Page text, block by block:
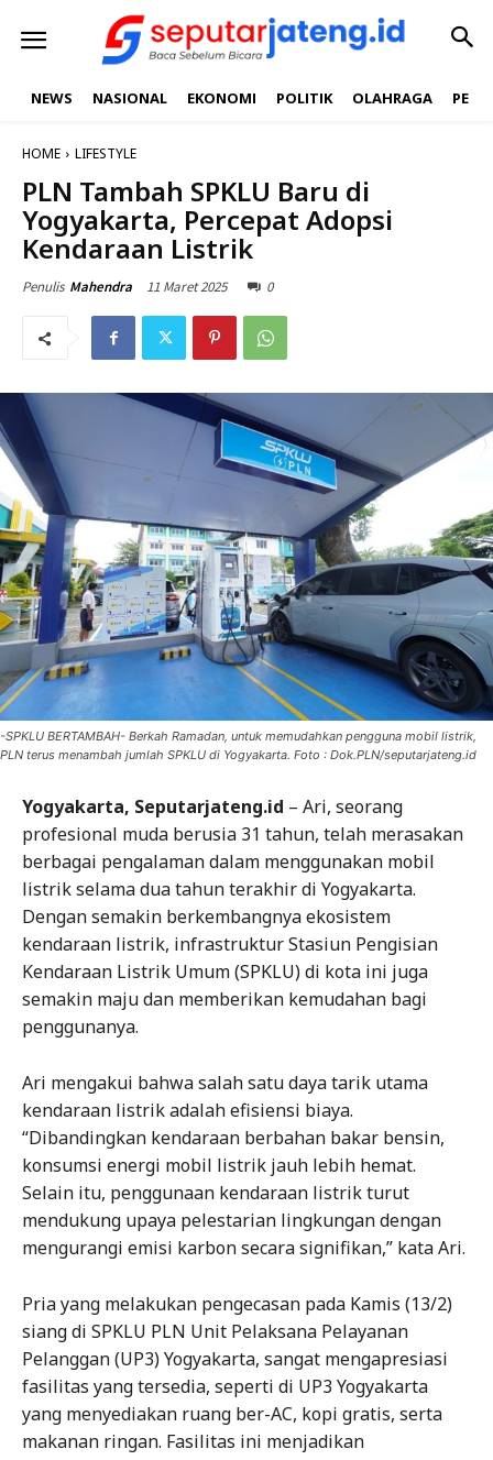
NEWS NASIONAL EKONOMI POLITIK OLAHRAGA
HOME LIFESTYLE
PLN Tambah SPKLU Baru di
Yogyakarta, Percepat Adopsi
Kendaraan Listrik
Penulis Mahendra 11 Maret 2025 0
-SPKLU BERTAMBAH- Berkah Ramadan, untuk memudahkan pengguna mobil listrik,
PLN terus menambah jumlah SPKLU di Yogyakarta. Foto : Dok.PLN/seputarjateng.id
Yogyakarta, Seputarjateng.id – Ari, seorang
profesional muda berusia 31 tahun, telah merasakan
berbagai pengalaman dalam menggunakan mobil
listrik selama dua tahun terakhir di Yogyakarta.
Dengan semakin berkembangnya ekosistem
kendaraan listrik, infrastruktur Stasiun Pengisian
Kendaraan Listrik Umum (SPKLU) di kota ini juga
semakin maju dan memberikan kemudahan bagi
penggunanya.
Ari mengakui bahwa salah satu daya tarik utama
kendaraan listrik adalah efisiensi biaya.
“Dibandingkan kendaraan berbahan bakar bensin,
konsumsi energi mobil listrik jauh lebih hemat.
Selain itu, penggunaan kendaraan listrik turut
mendukung upaya pelestarian lingkungan dengan
mengurangi emisi karbon secara signifikan,” kata Ari.
Pria yang melakukan pengecasan pada Kamis (13/2)
siang di SPKLU PLN Unit Pelaksana Pelayanan
Pelanggan (UP3) Yogyakarta, sangat mengapresiasi
fasilitas yang tersedia, seperti di UP3 Yogyakarta
yang menyediakan ruang ber-AC, kopi gratis, serta
makanan ringan. Fasilitas ini menjadikan